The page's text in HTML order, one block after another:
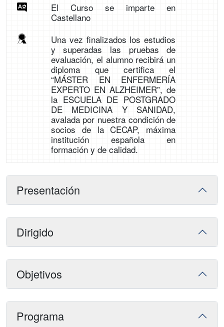
El Curso se imparte en
Castellano
Una vez finalizados los estudios
y superadas las pruebas de
evaluación, el alumno recibirá un
diploma que certifica el
“MÁSTER EN ENFERMERÍA
EXPERTO EN ALZHEIMER”, de
la ESCUELA DE POSTGRADO
DE MEDICINA Y SANIDAD,
avalada por nuestra condición de
socios de la CECAP, máxima
institución española en
formación y de calidad.
Presentación
Dirigido
Objetivos
Programa